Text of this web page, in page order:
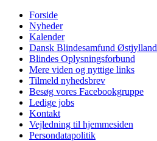
Forside
Nyheder
Kalender
Dansk Blindesamfund Østjylland
Blindes Oplysningsforbund
Mere viden og nyttige links
Tilmeld nyhedsbrev
Besøg vores Facebookgruppe
Ledige jobs
Kontakt
Vejledning til hjemmesiden
Persondatapolitik